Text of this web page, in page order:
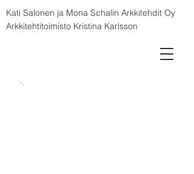
Kati Salonen ja Mona Schalin Arkkitehdit Oy
Arkkitehtitoimisto Kristina Karlsson